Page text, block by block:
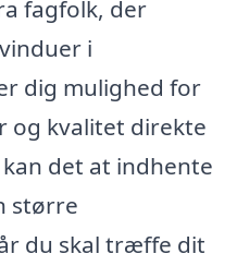
fagfolk, der
i
dig mulighed for
og kvalitet direkte
det at indhente
større
du skal træffe dit